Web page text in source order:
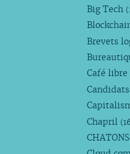
Big Tech
Brevets
Café libre
Chapril
CHATONS